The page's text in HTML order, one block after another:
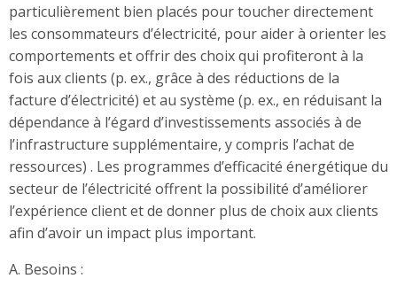
particulièrement bien placés pour toucher directement
les consommateurs d’électricité, pour aider à orienter les
comportements et offrir des choix qui profiteront à la
fois aux clients (p. ex., grâce à des réductions de la
facture d’électricité) et au système (p. ex., en réduisant la
dépendance à l’égard d’investissements associés à de
l’infrastructure supplémentaire, y compris l’achat de
ressources) . Les programmes d’efficacité énergétique du
secteur de l’électricité offrent la possibilité d’améliorer
l’expérience client et de donner plus de choix aux clients
afin d’avoir un impact plus important.
A. Besoins :